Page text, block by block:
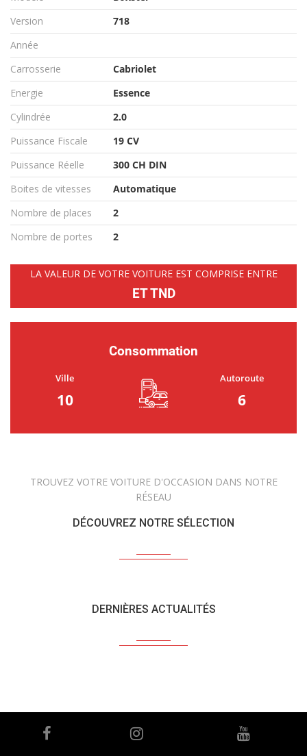
Version
718
Année
Carrosserie
Cabriolet
Energie
Essence
Cylindrée
2.0
Puissance Fiscale
19 CV
Puissance Réelle
300 CH DIN
Boites de vitesses
Automatique
Nombre de places
2
Nombre de portes
2
LA VALEUR DE VOTRE VOITURE EST COMPRISE ENTRE
ET TND
Consommation
Ville
10
Autoroute
6
TROUVEZ VOTRE VOITURE D'OCCASION DANS NOTRE
RÉSEAU
DÉCOUVREZ NOTRE SÉLECTION
DERNIÈRES ACTUALITÉS